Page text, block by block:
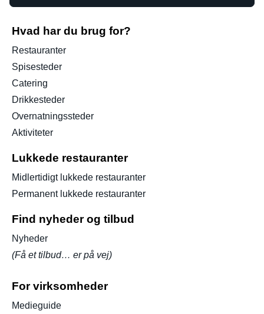
Hvad har du brug for?
Restauranter
Spisesteder
Catering
Drikkesteder
Overnatningssteder
Aktiviteter
Lukkede restauranter
Midlertidigt lukkede restauranter
Permanent lukkede restauranter
Find nyheder og tilbud
Nyheder
(Få et tilbud… er på vej)
For virksomheder
Medieguide